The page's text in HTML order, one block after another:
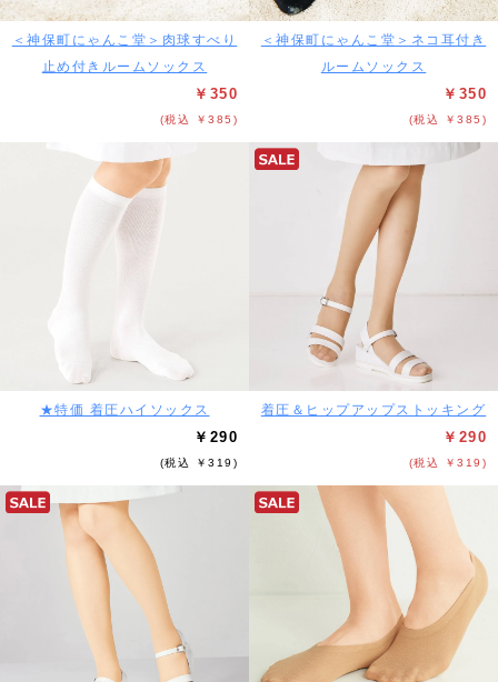
＜神保町にゃんこ堂＞肉球すべり
止め付きルームソックス
￥350
(税込 ￥385)
＜神保町にゃんこ堂＞ネコ耳付き
ルームソックス
￥350
(税込 ￥385)
★特価 着圧ハイソックス
￥290
(税込 ￥319)
着圧＆ヒップアップストッキング
￥290
(税込 ￥319)